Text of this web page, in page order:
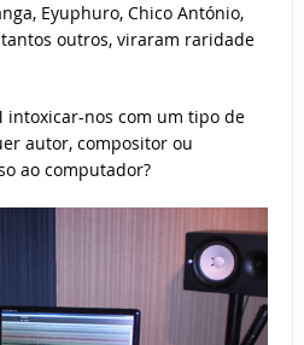
Eyuphuro, Chico António,
tantos outros, viraram raridade
intoxicar-nos com um tipo de
autor, compositor ou
ao computador?